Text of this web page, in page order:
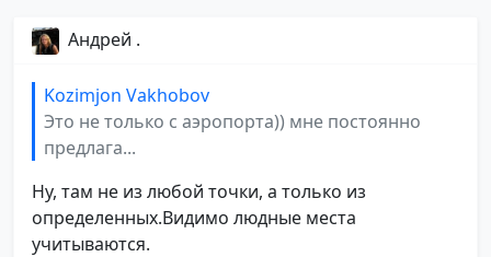
Андрей .
Kozimjon Vakhobov
Это не только с аэропорта)) мне постоянно
предлага...
Ну, там не из любой точки, а только из
определенных.Видимо людные места
учитываются.